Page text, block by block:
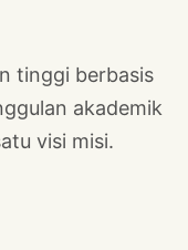
tinggi berbasis
akademik
visi misi.